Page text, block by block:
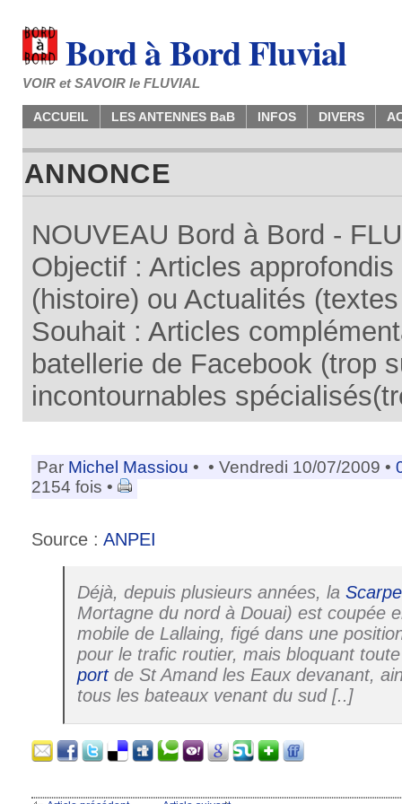
Bord à Bord Fluvial
VOIR et SAVOIR le FLUVIAL
ACCUEIL LES ANTENNES BaB INFOS DIVERS
ANNONCE
NOUVEAU Bord à Bord -
Objectif : Articles
(histoire) ou Actualités
Souhait : Articles
batellerie de Facebook (trop
incontournables
Par Michel Massiou • • Vendredi 10/07/2009 •
2154 fois •
Source : ANPEI
Déjà, depuis plusieurs années, la Scarpe
Mortagne du nord à Douai) est coupée
mobile de Lallaing, figé dans une
pour le trafic routier, mais bloquant
portde St Amand les Eaux devanant,
tous les bateaux venant du sud [..]